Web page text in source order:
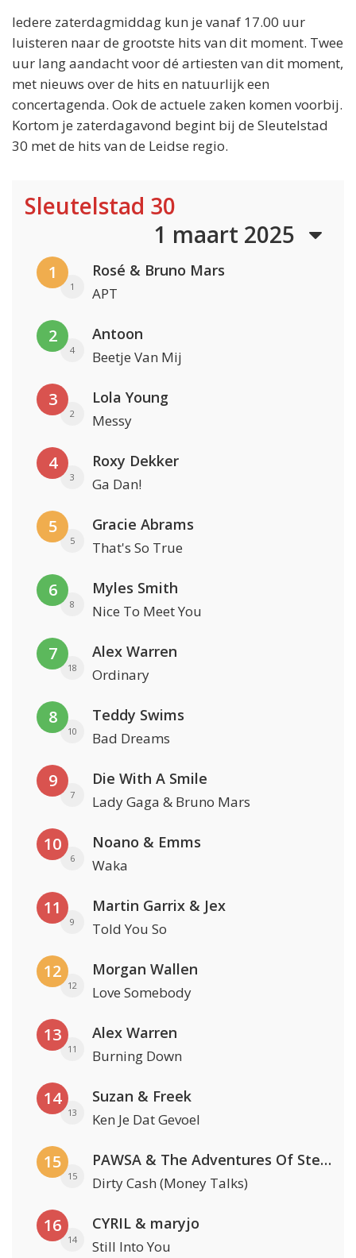
Iedere zaterdagmiddag kun je vanaf 17.00 uur
luisteren naar de grootste hits van dit moment. Twee
uur lang aandacht voor dé artiesten van dit moment,
met nieuws over de hits en natuurlijk een
concertagenda. Ook de actuele zaken komen voorbij.
Kortom je zaterdagavond begint bij de Sleutelstad
30 met de hits van de Leidse regio.
Sleutelstad 30
1 maart 2025
1
1
Rosé & Bruno Mars
APT
2
4
Antoon
Beetje Van Mij
3
2
Lola Young
Messy
4
3
Roxy Dekker
Ga Dan!
5
5
Gracie Abrams
That's So True
6
8
Myles Smith
Nice To Meet You
7
18
Alex Warren
Ordinary
8
10
Teddy Swims
Bad Dreams
9
7
Die With A Smile
Lady Gaga & Bruno Mars
10
6
Noano & Emms
Waka
11
9
Martin Garrix & Jex
Told You So
12
12
Morgan Wallen
Love Somebody
13
11
Alex Warren
Burning Down
14
13
Suzan & Freek
Ken Je Dat Gevoel
15
15
PAWSA & The Adventures Of Stevie V
Dirty Cash (Money Talks)
16
14
CYRIL & maryjo
Still Into You